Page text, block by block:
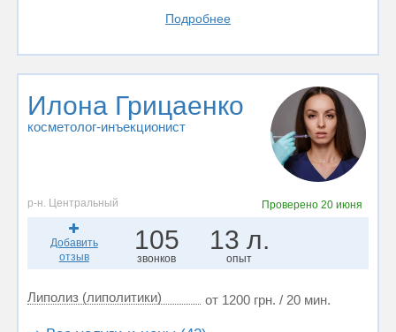
Подробнее
Илона Грицаенко
косметолог-инъекционист
р-н. Центральный Проверено 20 июня
Добавить
отзыв
105
звонков
13 л.
опыт
Липолиз (липолитики) от 1200 грн. / 20 мин.